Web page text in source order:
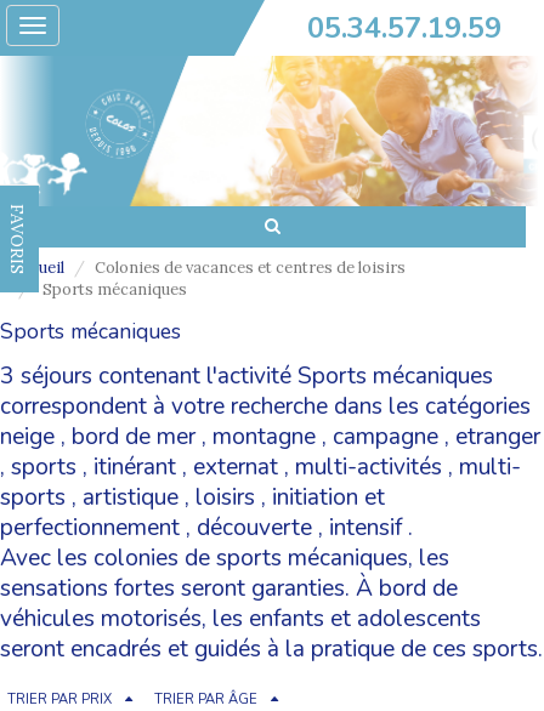
Toggle
navigation
05.34.57.19.59
FAVORIS
Accueil
Colonies de vacances et centres de loisirs
Sports mécaniques
Sports mécaniques
3 séjours contenant l'activité Sports mécaniques
correspondent à votre recherche dans les catégories
neige , bord de mer, montagne , campagne , etranger
, sports , itinérant , externat , multi-activités , multi-
sports , artistique , loisirs , initiation et
perfectionnement , découverte , intensif.
Avec les colonies de sports mécaniques, les
sensations fortes seront garanties. À bord de
véhicules motorisés, les enfants et adolescents
seront encadrés et guidés à la pratique de ces sports.
TRIER PAR PRIX TRIER PAR ÂGE